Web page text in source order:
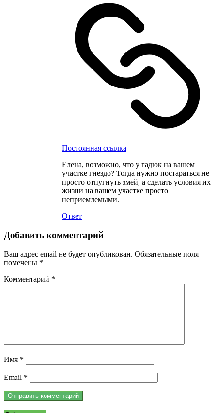
Постоянная ссылка
Елена, возможно, что у гадюк на вашем
участке гнездо? Тогда нужно постараться не
просто отпугнуть змей, а сделать условия их
жизни на вашем участке просто
неприемлемыми.
Ответ
Добавить комментарий
Ваш адрес email не будет опубликован. Обязательные поля
помечены *
Комментарий *
Имя *
Email *